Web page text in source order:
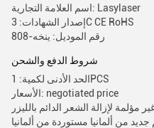
اسم العلامة التجارية: Lasylaser
إصدار الشهادات: 3C CE RoHS
رقم الموديل: ينخه-808
شروط الدفع والشحن
الحد الأدنى لكمية: 1PCS
الأسعار: negotiated price
مؤلمة لإزالة الشعر الدائم بالليزر
من ألمانيا مستوردة من ألمانيا